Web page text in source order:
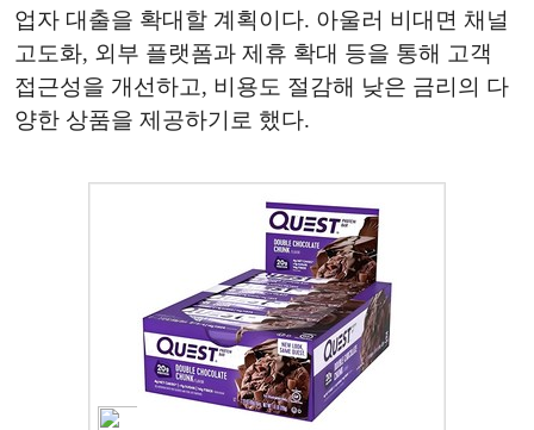
업자 대출을 확대할 계획이다. 아울러 비대면 채널
고도화, 외부 플랫폼과 제휴 확대 등을 통해 고객
접근성을 개선하고, 비용도 절감해 낮은 금리의 다
양한 상품을 제공하기로 했다.